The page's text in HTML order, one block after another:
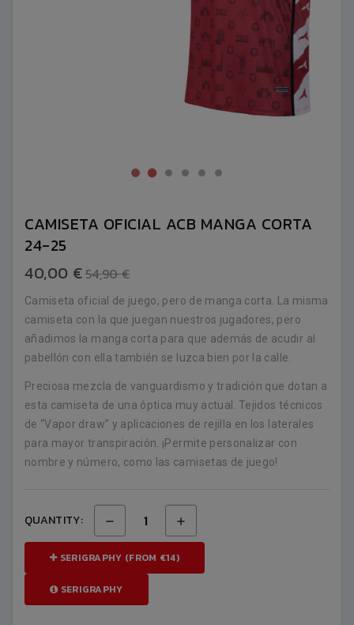
CAMISETA OFICIAL ACB MANGA CORTA
24-25
40,00 €54,90 €
Camiseta oficial de juego, pero de manga corta. La misma
camiseta con la que juegan nuestros jugadores, pero
añadimos la manga corta para que además de acudir al
pabellón con ella también se luzca bien por la calle.
Preciosa mezcla de vanguardismo y tradición que dotan a
esta camiseta de una óptica muy actual. Tejidos técnicos
de “Vapor draw” y aplicaciones de rejilla en los laterales
para mayor transpiración. ¡Permite personalizar con
nombre y número, como las camisetas de juego!
QUANTITY:
SERIGRAPHY (FROM €14)
SERIGRAPHY